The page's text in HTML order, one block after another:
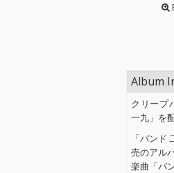
Album
クリープ
一九」を
「バンド
売のアル
楽曲「バ